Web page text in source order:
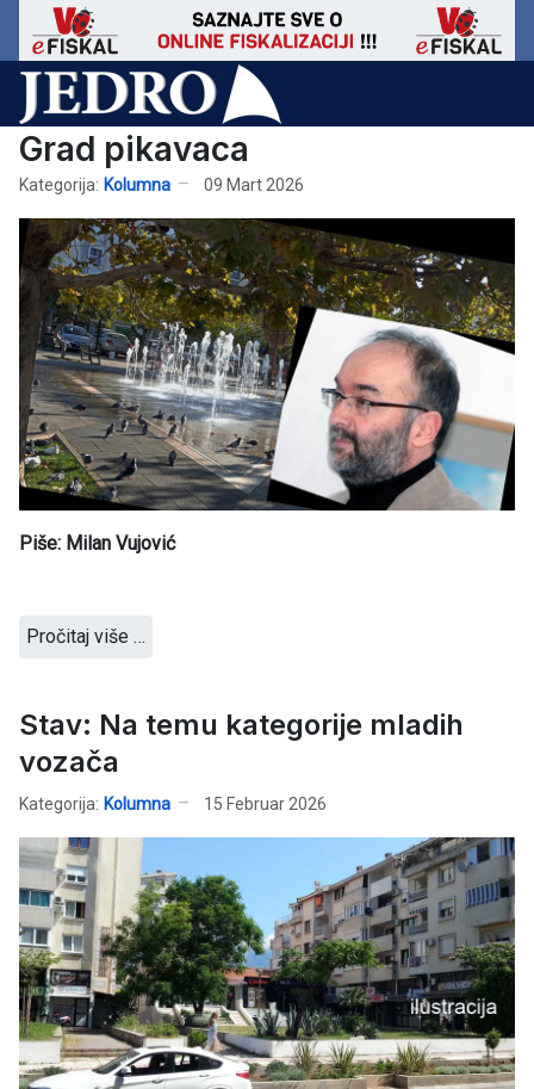
Grad pikavaca
Kategorija: Kolumna 09 Mart 2026
Piše: Milan Vujović
Pročitaj više …
Stav: Na temu kategorije mladih
vozača
Kategorija: Kolumna 15 Februar 2026